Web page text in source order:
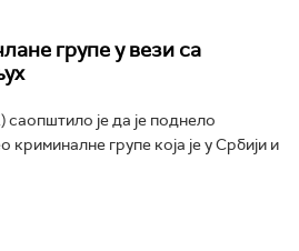
групе у вези са
је да је поднело
групе која је у Србији и